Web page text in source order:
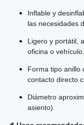
Inflable y
las necesidades
Ligero y portátil,
oficina o vehículo.
Forma tipo anillo
contacto directo
Diámetro
asiento).